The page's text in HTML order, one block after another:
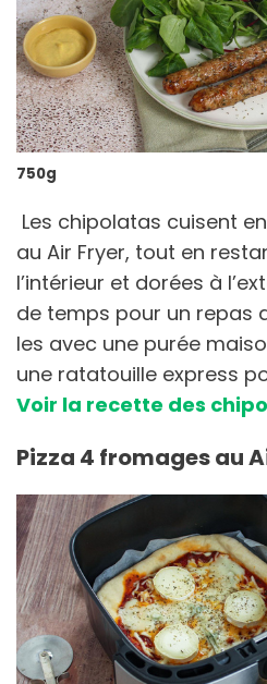
750g
Les chipolatas cuisent
au Air Fryer, tout en
l’intérieur et dorées à
de temps pour un repas
les avec une purée
une ratatouille express
Voir la recette des
Pizza 4 fromages au